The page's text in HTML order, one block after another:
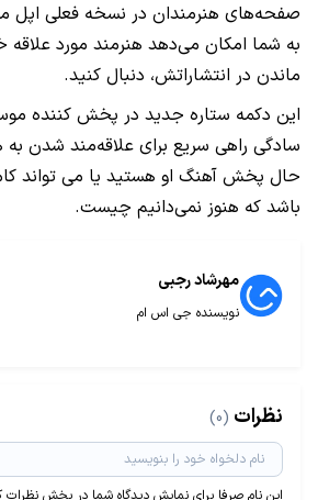
صفحه‌های هنرمندان در نسخه فعلی اپل
به شما امکان می‌دهد هنرمند مورد علاقه
ماندن در انتشاراتش، دنبال کنید.
این دکمه ستاره جدید در پخش کننده
سادگی راهی سریع برای علاقه‌مند شدن به
حال پخش آهنگ او هستید یا می تواند
باشد که هنوز نمی‌دانیم چیست.
مهرشاد رجبی
نویسنده جی اس ام
نظرات (0)
این نام صرفا برای نمایش دیدگاه شما در بخش نظرات